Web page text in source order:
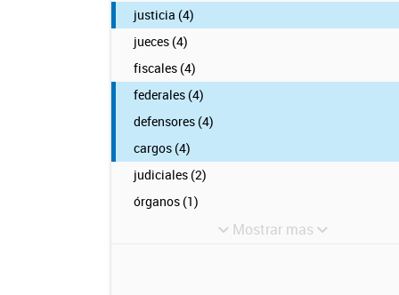
justicia (4)
jueces (4)
fiscales (4)
federales (4)
defensores (4)
cargos (4)
judiciales (2)
órganos (1)
Mostrar mas